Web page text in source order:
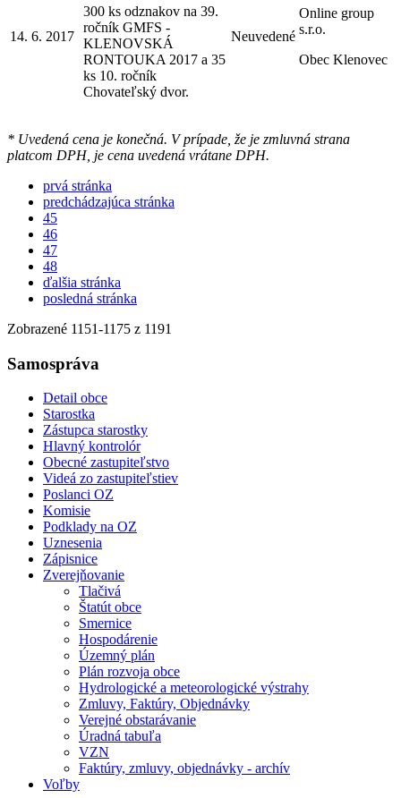
14. 6. 2017
300 ks odznakov na 39.
ročník GMFS -
KLENOVSKÁ
RONTOUKA 2017 a 35
ks 10. ročník
Chovateľský dvor.
Neuvedené
Online group
s.r.o.
Obec Klenovec
* Uvedená cena je konečná. V prípade, že je zmluvná strana
platcom DPH, je cena uvedená vrátane DPH.
prvá stránka
predchádzajúca stránka
45
46
47
48
ďalšia stránka
posledná stránka
Zobrazené 1151-1175 z 1191
Samospráva
Detail obce
Starostka
Zástupca starostky
Hlavný kontrolór
Obecné zastupiteľstvo
Videá zo zastupiteľstiev
Poslanci OZ
Komisie
Podklady na OZ
Uznesenia
Zápisnice
Zverejňovanie
Tlačivá
Štatút obce
Smernice
Hospodárenie
Územný plán
Plán rozvoja obce
Hydrologické a meteorologické výstrahy
Zmluvy, Faktúry, Objednávky
Verejné obstarávanie
Úradná tabuľa
VZN
Faktúry, zmluvy, objednávky - archív
Voľby